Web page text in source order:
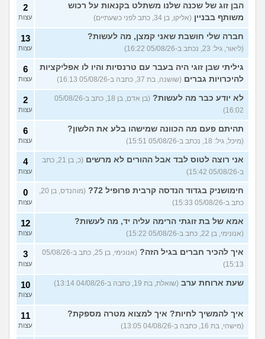
הבן זוג של שכנה שלנו משתלט בקנאות על רכוש
משותף בבניין (אליקו, בן 34, כתב לפני כשעתיים)
2
עצות
חברה שלי חושבת שאני קמצן, מה לעשות?
(ליאור, גיל: 23, נכתב ב-05/08/26 16:22)
13
עצות
גיליתי שבן זוגי היה בעבר עם טרנסיות והיו לו אפליקציות
להיכרויות גברים (שושנה, בת 37, כתבה ב-05/08/26 16:13)
6
עצות
לא יודע כבר מה לעשות?
(בן אדם, בן 18, כתב ב-05/08/26
16:02)
2
עצות
תהיתם פעם מה הכוונה שמישהו בלע את הלשון?
(מיכל, גיל: 18, נכתב ב-05/08/26 15:51)
6
עצות
אני רוצה לטוס לבד אבל ההורים לא מרשים
(כ, בן 21, כתב
ב-05/08/26 15:42)
4
עצות
חימושניק בגדוד הנדסה קרבית פרופיל 72?
(מוהנדס, בן 20,
כתב ב-05/08/26 15:33)
0
עצות
אמא של בת זוגתי הרימה עליה יד, מה לעשות?
(אנונימי, בן 22, כתב ב-05/08/26 15:22)
12
עצות
איך להכיר חברים בגיל הזה?
(אנונימי, בן 25, כתב ב-05/08/26
15:13)
3
עצות
שעת ארוחת ערב (שואלת, בת 19, כתבה ב-04/08/26 13:14) 10
עצות
איך להמשיך לחיות? איך למצוא מטרה מספקת?
(מישהי, בת 16, כתבה ב-04/08/26 13:05)
11
עצות